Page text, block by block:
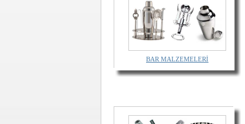
BAR MALZEMELERİ